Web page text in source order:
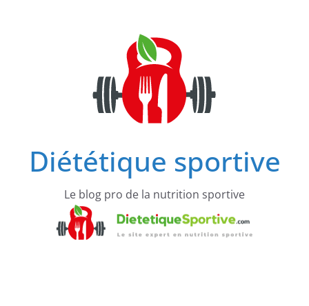
Diététique sportive
Le blog pro de la nutrition sportive